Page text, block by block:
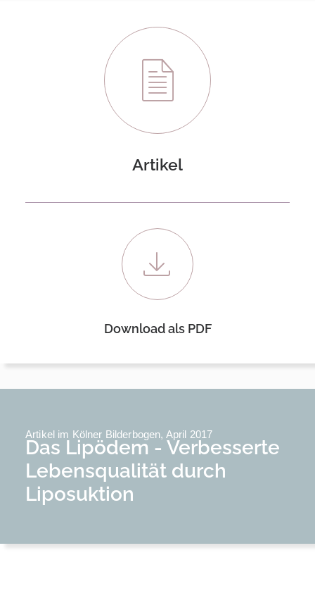
Artikel
Download als PDF
Artikel im Kölner Bilderbogen, April 2017
Das Lipödem - Verbesserte
Lebensqualität durch
Liposuktion